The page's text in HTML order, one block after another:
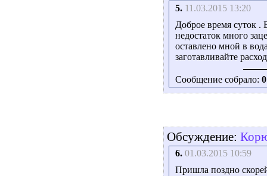
5. 11.03.2015 13:20
Доброе время суток .
недостаток много
оставлено мной в
заготавливайте
Сообщение собрало: 0
Обсуждение:
6. 01.03.2015 10:59
Пришла поздно